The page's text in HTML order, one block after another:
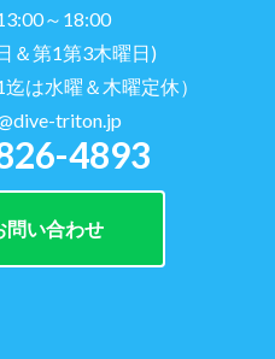
～18:00
＆第1第3木曜日)
は水曜＆木曜定休）
triton.jp
4893
問い合わせ